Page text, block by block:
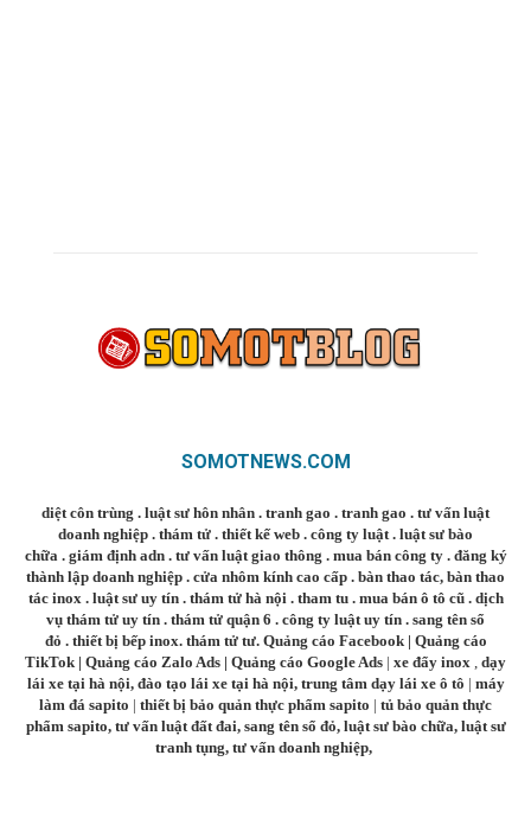
SOMOTNEWS.COM
diệt côn trùng . luật sư hôn nhân . tranh gao . tranh gao . tư vấn luật
doanh nghiệp . thám tử . thiết kế web . công ty luật. luật sư bào
chữa. giám định adn. tư vấn luật giao thông . mua bán công ty. đăng ký
thành lập doanh nghiệp . cửa nhôm kính cao cấp . bàn thao tác, bàn thao
tác inox. luật sư uy tín. thám tử hà nội. tham tu. mua bán ô tô cũ. dịch
vụ thám tử uy tín . thám tử quận 6 . công ty luật uy tín . sang tên sổ
đỏ . thiết bị bếp inox. thám tử tư. Quảng cáo Facebook| Quảng cáo
TikTok | Quảng cáo Zalo Ads | Quảng cáo Google Ads | xe đẩy inox , dạy
lái xe tại hà nội, đào tạo lái xe tại hà nội, trung tâm dạy lái xe ô tô | máy
làm đá sapito | thiết bị bảo quản thực phẩm sapito | tủ bảo quản thực
phẩm sapito, tư vấn luật đất đai, sang tên sổ đỏ, luật sư bào chữa, luật sư
tranh tụng, tư vấn doanh nghiệp,